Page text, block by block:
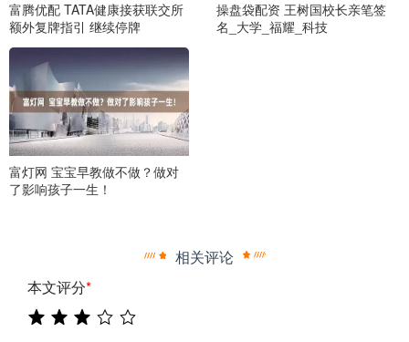
富腾优配 TATA健康接获联交所
额外复牌指引 继续停牌
操盘袋配资 王树国校长亲笔签
名_大学_福耀_科技
富灯网 宝宝早教做不做？做对
了影响孩子一生！
相关评论
本文评分*